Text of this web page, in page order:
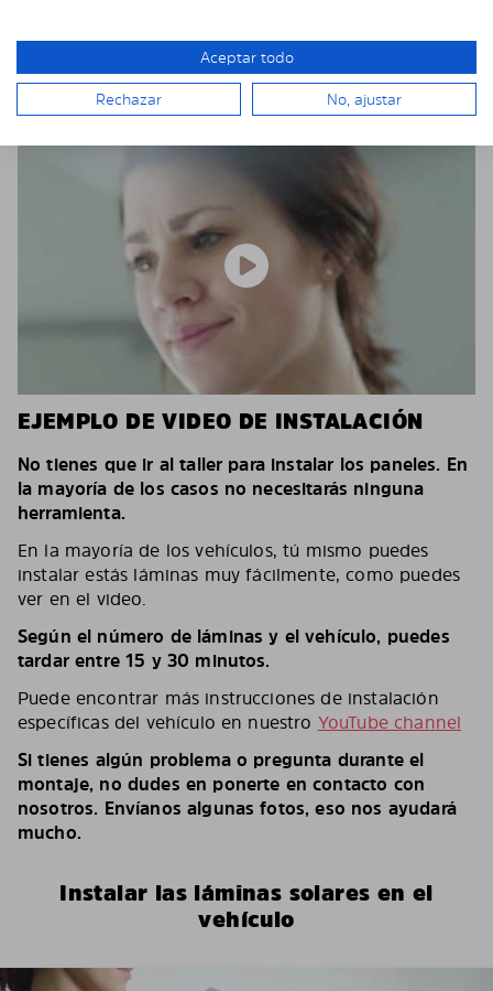
EJEMPLO DE VIDEO DE INSTALACIÓN
No tienes que ir al taller para instalar los paneles. En
la mayoría de los casos no necesitarás ninguna
herramienta.
En la mayoría de los vehículos, tú mismo puedes
instalar estás láminas muy fácilmente, como puedes
ver en el video.
Según el número de láminas y el vehículo, puedes
tardar entre 15 y 30 minutos.
Puede encontrar más instrucciones de instalación
específicas del vehículo en nuestro YouTube channel
Si tienes algún problema o pregunta durante el
montaje, no dudes en ponerte en contacto con
nosotros. Envíanos algunas fotos, eso nos ayudará
mucho.
Instalar las láminas solares en el
vehículo
Aceptar todo
Rechazar No, ajustar